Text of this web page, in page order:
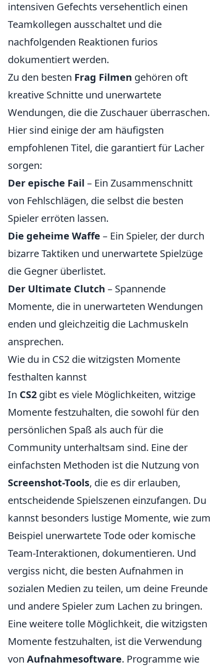
intensiven Gefechts versehentlich einen
Teamkollegen ausschaltet und die
nachfolgenden Reaktionen furios
dokumentiert werden.
Zu den besten Frag Filmen gehören oft
kreative Schnitte und unerwartete
Wendungen, die die Zuschauer überraschen.
Hier sind einige der am häufigsten
empfohlenen Titel, die garantiert für Lacher
sorgen:
Der epische Fail – Ein Zusammenschnitt
von Fehlschlägen, die selbst die besten
Spieler erröten lassen.
Die geheime Waffe – Ein Spieler, der durch
bizarre Taktiken und unerwartete Spielzüge
die Gegner überlistet.
Der Ultimate Clutch – Spannende
Momente, die in unerwarteten Wendungen
enden und gleichzeitig die Lachmuskeln
ansprechen.
Wie du in CS2 die witzigsten Momente
festhalten kannst
In CS2 gibt es viele Möglichkeiten, witzige
Momente festzuhalten, die sowohl für den
persönlichen Spaß als auch für die
Community unterhaltsam sind. Eine der
einfachsten Methoden ist die Nutzung von
Screenshot-Tools, die es dir erlauben,
entscheidende Spielszenen einzufangen. Du
kannst besonders lustige Momente, wie zum
Beispiel unerwartete Tode oder komische
Team-Interaktionen, dokumentieren. Und
vergiss nicht, die besten Aufnahmen in
sozialen Medien zu teilen, um deine Freunde
und andere Spieler zum Lachen zu bringen.
Eine weitere tolle Möglichkeit, die witzigsten
Momente festzuhalten, ist die Verwendung
von Aufnahmesoftware. Programme wie